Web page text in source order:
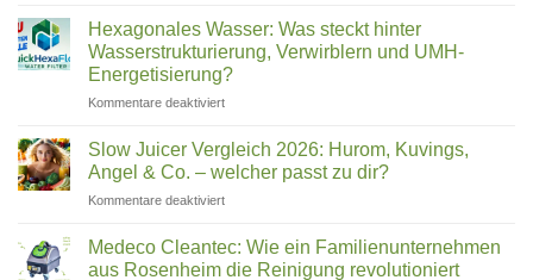
Wasser
filtern
(2026)
Deutschland
Was
wirklich
in
Trinkwasser
steckt
Hexagonales Wasser: Was steckt hinter
Wasserstrukturierung, Verwirblern und UMH-
Energetisierung?
Kommentare deaktiviertfür
Wasser:
Was
steckt
hinter
Verwirblern
und
Slow Juicer Vergleich 2026: Hurom, Kuvings,
Angel & Co. – welcher passt zu dir?
Kommentare deaktiviertfür
Juicer
Vergleich
Medeco Cleantec: Wie ein Familienunternehmen
aus Rosenheim die Reinigung revolutioniert